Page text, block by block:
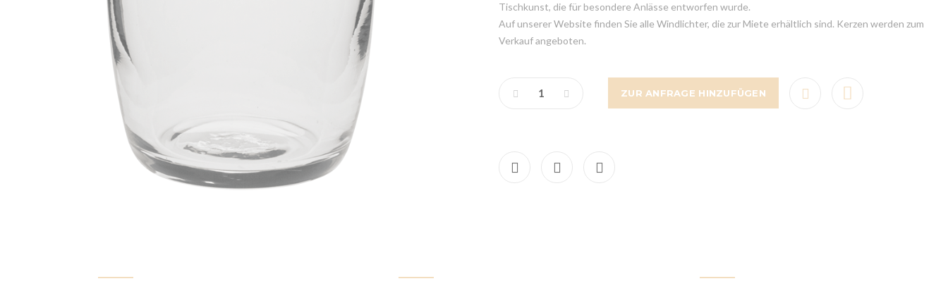
Tischkunst, die für besondere Anlässe entworfen wurde.
Auf unserer Website finden Sie alle Windlichter, die zur Miete erhältlich sind. Kerzen werden zum
Verkauf angeboten.
ZUR ANFRAGE HINZUFÜGEN